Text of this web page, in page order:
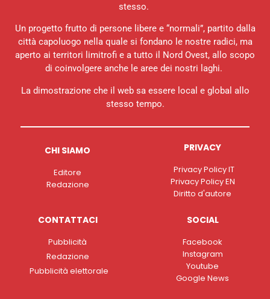
stesso.
Un progetto frutto di persone libere e “normali”, partito dalla
città capoluogo nella quale si fondano le nostre radici, ma
aperto ai territori limitrofi e a tutto il Nord Ovest, allo scopo
di coinvolgere anche le aree dei nostri laghi.
La dimostrazione che il web sa essere local e global allo
stesso tempo.
CHI SIAMO
Editore
Redazione
PRIVACY
Privacy Policy IT
Privacy Policy EN
Diritto d'autore
CONTATTACI
Pubblicità
Redazione
Pubblicità elettorale
SOCIAL
Facebook
Instagram
Youtube
Google News